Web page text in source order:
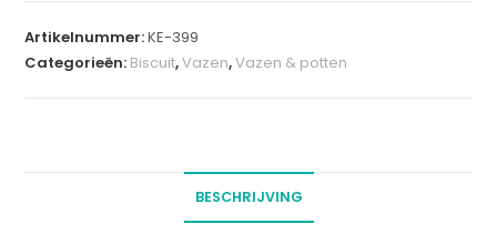
t
e
Artikelnummer:KE-399
Categorieën: Biscuit,Vazen,Vazen & potten
BESCHRIJVING